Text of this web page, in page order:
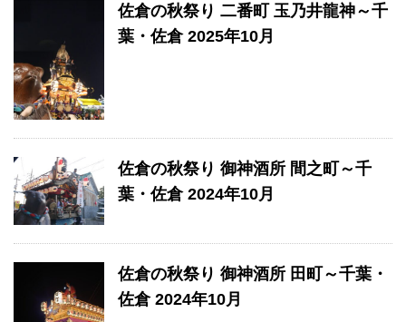
佐倉の秋祭り 二番町 玉乃井龍神～千
葉・佐倉 2025年10月
佐倉の秋祭り 御神酒所 間之町～千
葉・佐倉 2024年10月
佐倉の秋祭り 御神酒所 田町～千葉・
佐倉 2024年10月